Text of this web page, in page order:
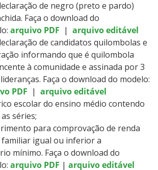
de negro (preto e pardo)
Faça o download do
arquivo PDF | arquivo editável
de candidatos quilombolas e
informando que é quilombola
à comunidade e assinada por 3
Faça o download do modelo:
PDF | arquivo editável
escolar do ensino médio contendo
séries;
para comprovação de renda
igual ou inferior a
mínimo. Faça o download do
arquivo PDF | arquivo editável